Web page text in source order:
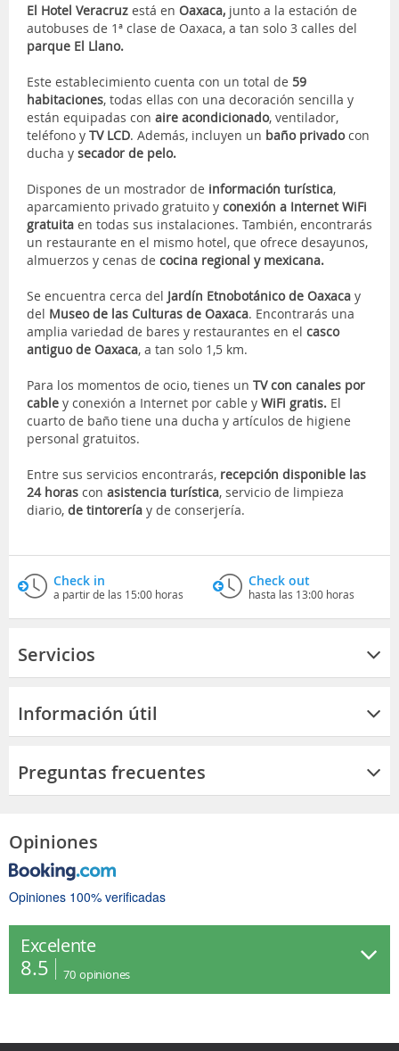
El Hotel Veracruz está en Oaxaca, junto a la estación de
autobuses de 1ª clase de Oaxaca, a tan solo 3 calles del
parque El Llano.
Este establecimiento cuenta con un total de 59
habitaciones, todas ellas con una decoración sencilla y
están equipadas con aire acondicionado, ventilador,
teléfono y TV LCD. Además, incluyen un baño privadocon
ducha y secador de pelo.
Dispones de un mostrador de información turística,
aparcamiento privado gratuito y conexión a Internet WiFi
gratuita en todas sus instalaciones. También, encontrarás
un restaurante en el mismo hotel, que ofrece desayunos,
almuerzos y cenas de cocina regional y mexicana.
Se encuentra cerca del Jardín Etnobotánico de Oaxaca y
del Museo de las Culturas de Oaxaca. Encontrarás una
amplia variedad de bares y restaurantes en el casco
antiguo de Oaxaca, a tan solo 1,5 km.
Para los momentos de ocio, tienes un TV con canales por
cable y conexión a Internet por cable y WiFi gratis. El
cuarto de baño tiene una ducha y artículos de higiene
personal gratuitos.
Entre sus servicios encontrarás, recepción disponible las
24 horas con asistencia turística, servicio de limpieza
diario, de tintorería y de conserjería.
Check in
a partir de las 15:00 horas
Check out
hasta las 13:00 horas
Servicios
Información útil
Preguntas frecuentes
Opiniones
Opiniones 100% verificadas
Excelente
8.5 70 opiniones